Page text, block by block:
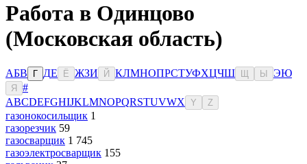
Работа в Одинцово
(Московская область)
АБВ Г ДЕ Ё ЖЗИ Й КЛМНОПРСТУФХЦЧШ Ы ЭЮ
Я
#
ABCDEFGHIJKLMNOPQRSTUVWX Y Z
газонокосильщик 1
газорезчик 59
газосварщик 1 745
газоэлектросварщик 155